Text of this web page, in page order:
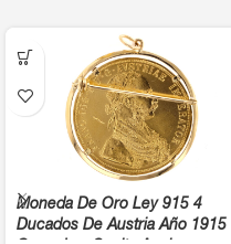
Moneda De Oro Ley 915 4
Ducados De Austria Año 1915